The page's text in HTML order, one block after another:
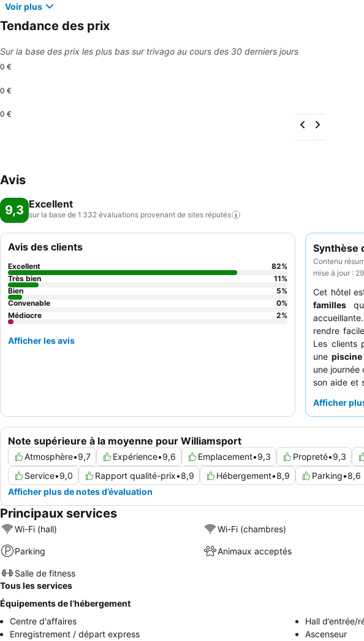
Voir plus
Tendance des prix
Sur la base des prix les plus bas sur trivago au cours des 30 derniers jours
0 €
0 €
0 €
Avis
9,3 Excellent
sur la base de 1 332 évaluations provenant de sites réputés
Synthèse
Contenu
mise à jour :
Cet hôtel
familles
rendre
Les clients
une
une
son aide et
ceux qui
Afficher
Note supérieure à la moyenne pour Williamsport
Atmosphère•9,7 Expérience•9,6 Emplacement•9,3 Propreté•9,3
Service•9,0 Rapport qualité-prix•8,9 Hébergement•8,9 Parking•8,6
Afficher plus de notes d’évaluation
Avis des clients
Excellent 82%
Très bien
11%
Bien
5%
Convenable
0%
Médiocre
2%
Afficher les avis
Principaux services
Wi-Fi (hall) Wi-Fi (chambres)
Parking Animaux acceptés
Salle de fitness
Tous les services
Équipements de l’hébergement
Centre d'affaires
Hall d’entrée/
Enregistrement / départ express
Ascenseur